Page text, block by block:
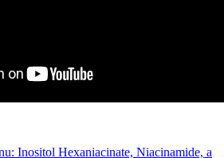
Inositol Hexaniacinate, Niacinamide, a